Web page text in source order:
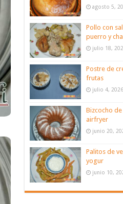
agosto 5,
Pollo con
puerro y
julio 18,
Postre de
frutas
julio 4, 2026
Bizcocho
airfryer
junio 20,
Palitos de
yogur
junio 10,